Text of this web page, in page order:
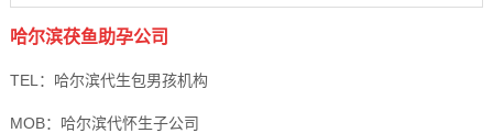
哈尔滨茯鱼助孕公司
TEL：哈尔滨代生包男孩机构
MOB：哈尔滨代怀生子公司